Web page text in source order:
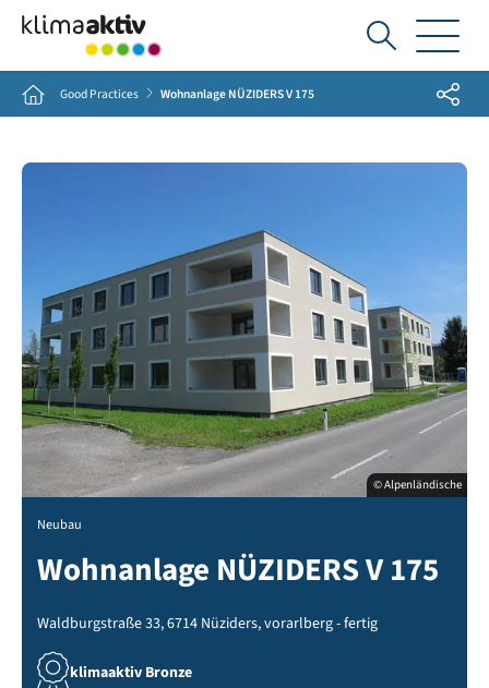
Ich
suche...
Home Good Practices Wohnanlage NÜZIDERS V 175 Share
© Alpenländische
Neubau
Wohnanlage NÜZIDERS V 175
Waldburgstraße 33, 6714 Nüziders, vorarlberg - fertig
klimaaktiv Bronze